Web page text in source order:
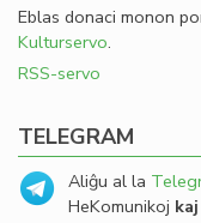
Eblas donaci monon
Kulturservo.
RSS-servo
TELEGRAM
Aliĝu al la
HeKomunikoj